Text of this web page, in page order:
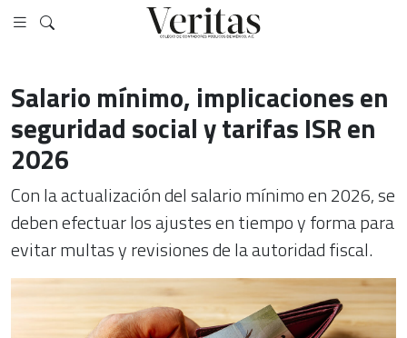
Salario mínimo, implicaciones en
seguridad social y tarifas ISR en
2026
Con la actualización del salario mínimo en 2026, se
deben efectuar los ajustes en tiempo y forma para
evitar multas y revisiones de la autoridad fiscal.